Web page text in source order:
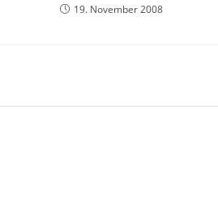
19. November 2008